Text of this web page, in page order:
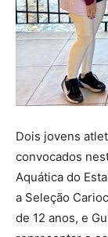
Dois jovens
convocados
Aquática do
a Seleção
de 12 anos, e